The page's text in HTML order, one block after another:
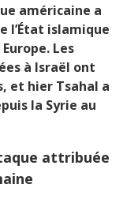
américaine a
l’État islamique
Les
à Israël ont
et hier Tsahal a
la Syrie au
attribuée